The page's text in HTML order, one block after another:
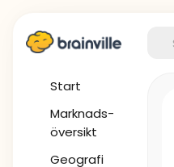
Start
Marknads-
översikt
Geografi